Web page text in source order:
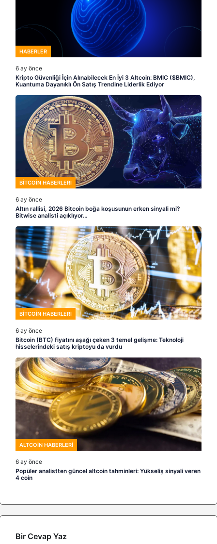
HABERLER
6 ay önce
Kripto Güvenliği İçin Alınabilecek En İyi 3 Altcoin: BMIC ($BMIC),
Kuantuma Dayanıklı Ön Satış Trendine Liderlik Ediyor
BITCOIN HABERLERI
6 ay önce
Altın rallisi, 2026 Bitcoin boğa koşusunun erken sinyali mi?
Bitwise analisti açıklıyor…
BITCOIN HABERLERI
6 ay önce
Bitcoin (BTC) fiyatını aşağı çeken 3 temel gelişme: Teknoloji
hisselerindeki satış kriptoyu da vurdu
ALTCOIN HABERLERI
6 ay önce
Popüler analistten güncel altcoin tahminleri: Yükseliş sinyali veren
4 coin
Bir Cevap Yaz